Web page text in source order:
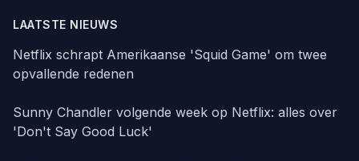
LAATSTE NIEUWS
Netflix schrapt Amerikaanse 'Squid Game' om twee
opvallende redenen
Sunny Chandler volgende week op Netflix: alles over
'Don't Say Good Luck'